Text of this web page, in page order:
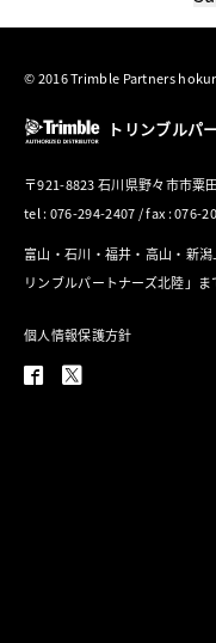
© 2016 Trimble Partners
トリンブルパ
〒921-8823 石川県野々市市粟
tel : 076-294-2407 / fax : 076-
富山・石川・福井・高山・新
リンブルパートナーズ北陸」ま
個人情報保護方針